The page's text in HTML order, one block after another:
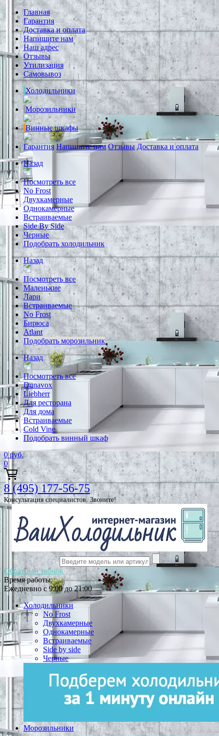
Главная
Гарантия
Доставка и оплата
Напишите нам
Наш адрес
Отзывы
Утилизация
Самовывоз
Холодильники
Морозильники
Винные шкафы
Гарантия Напишите нам Отзывы Доставка и оплата
Назад
Посмотреть все
No Frost
Двухкамерные
Однокамерные
Встраиваемые
Side By Side
Черные
Подобрать холодильник
Назад
Посмотреть все
Маленькие
Лари
Встраиваемые
No Frost
Бирюса
Atlant
Подобрать морозильник
Назад
Посмотреть все
Dunavox
Liebherr
Для ресторана
Для дома
Встраиваемые
Cold Vine
Подобрать винный шкаф
0 руб.
0
8 (495) 177-56-75
Консультация специалистов. Звоните!
Обратный звонок
Время работы:
Ежедневно с 9:00 до 21:00
Холодильники
No Frost
Двухкамерные
Однокамерные
Встраиваемые
Side by side
Черные
Морозильники